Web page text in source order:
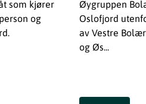
som kjører
og
Øygruppen
Oslofjord
av Vestre
og Øs...